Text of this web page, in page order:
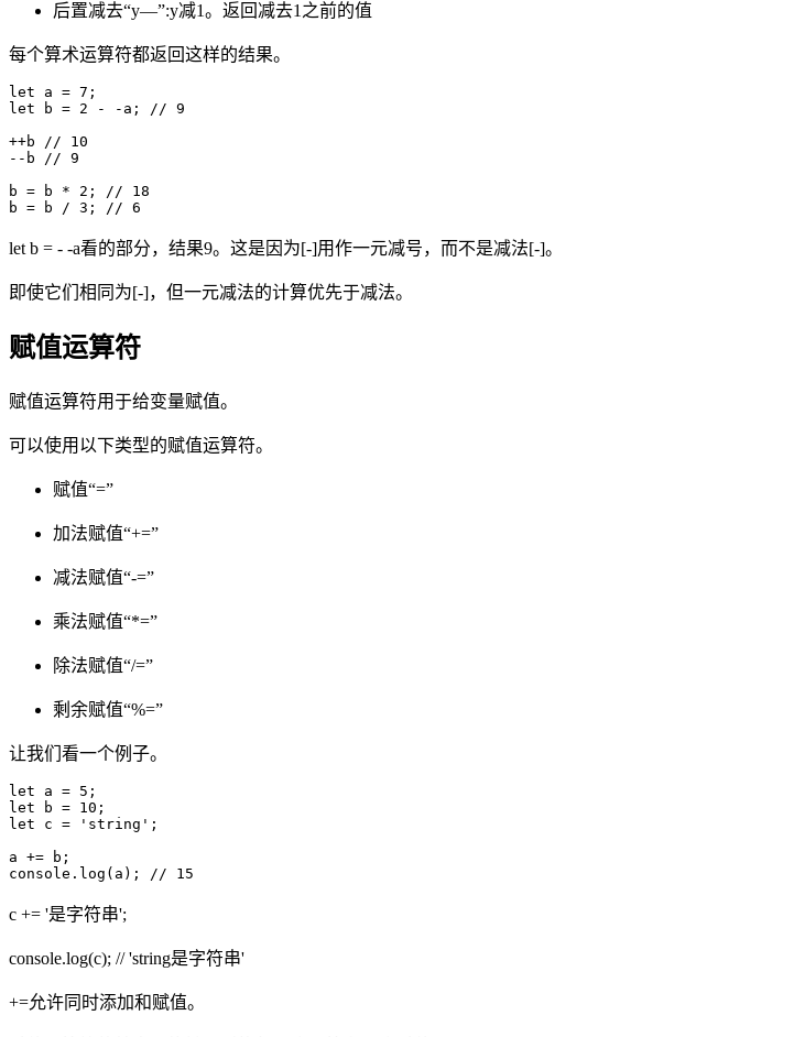
后置减去“y—”:y减1。返回减去1之前的值
每个算术运算符都返回这样的结果。
let a = 7;
let b = 2 - -a; // 9
++b // 10
--b // 9
b = b * 2; // 18
b = b / 3; // 6
let b = - -a看的部分，结果9。这是因为[-]用作一元减号，而不是减法[-]。
即使它们相同为[-]，但一元减法的计算优先于减法。
赋值运算符
赋值运算符用于给变量赋值。
可以使用以下类型的赋值运算符。
赋值“=”
加法赋值“+=”
减法赋值“-=”
乘法赋值“*=”
除法赋值“/=”
剩余赋值“%=”
让我们看一个例子。
let a = 5;
let b = 10;
let c = 'string';
a += b;
console.log(a); // 15
c += '是字符串';
console.log(c); // 'string是字符串'
+=允许同时添加和赋值。